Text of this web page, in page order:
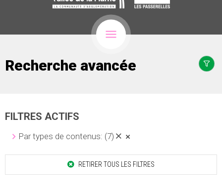
Recherche avancée
FILTRES ACTIFS
Par types de contenus: (7)
RETIRER TOUS LES FILTRES